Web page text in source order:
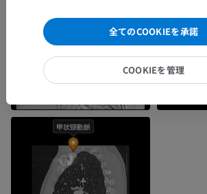
全てのCOOKIEを承諾
COOKIEを管理